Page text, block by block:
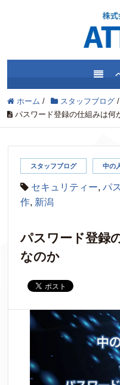
ホーム / スタッフブログ /
パスワード登録の仕組みは何
スタッフブログ 中の
セキュリティー,パ
作, 新潟
パスワード登録
なのか